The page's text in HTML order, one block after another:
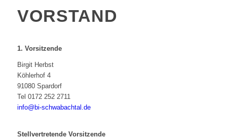
VORSTAND
1. Vorsitzende
Birgit Herbst
Köhlerhof 4
91080 Spardorf
Tel 0172 252 2711
info@bi-schwabachtal.de
Stellvertretende Vorsitzende